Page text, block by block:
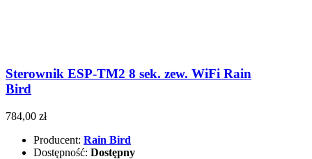
Sterownik ESP-TM2 8 sek. zew. WiFi Rain
Bird
784,00 zł
Producent: Rain Bird
Dostępność: Dostępny